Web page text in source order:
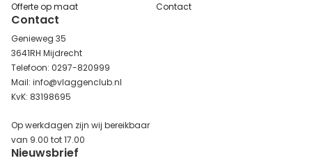
Offerte op maat
Contact
Contact
Genieweg 35
3641RH Mijdrecht
Telefoon: 0297-820999
Mail: info@vlaggenclub.nl
KvK: 83198695
Op werkdagen zijn wij bereikbaar
van 9.00 tot 17.00
Nieuwsbrief